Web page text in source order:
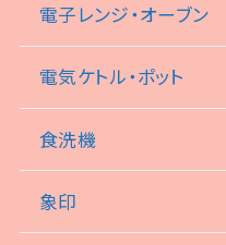
電子レンジ・オーブン
電気ケトル・ポット
食洗機
象印